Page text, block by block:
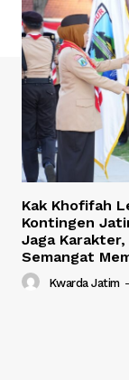
Kak Khofifah
Kontingen
Jaga
Semangat
Kwarda Jatim -